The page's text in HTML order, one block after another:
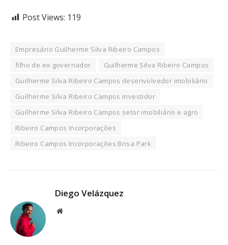
Post Views: 119
Empresário Guilherme Silva Ribeiro Campos
filho de ex-governador
Guilherme Silva Ribeiro Campos
Guilherme Silva Ribeiro Campos desenvolvedor imobiliário
Guilherme Silva Ribeiro Campos investidor
Guilherme Silva Ribeiro Campos setor imobiliário e agro
Ribeiro Campos Incorporações
Ribeiro Campos Incorporações Brisa Park
Diego Velázquez
Website